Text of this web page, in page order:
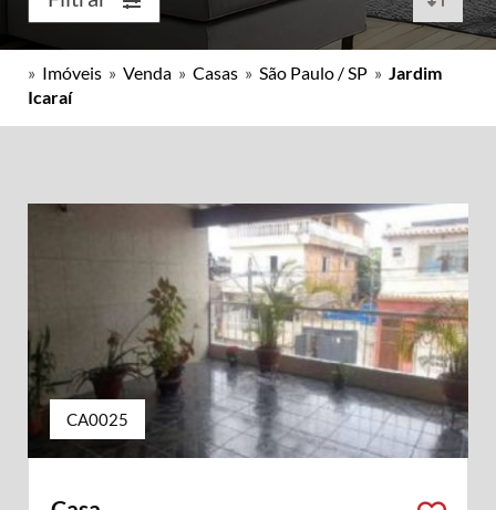
» Imóveis » Venda » Casas » São Paulo / SP » Jardim
Icaraí
CA0025